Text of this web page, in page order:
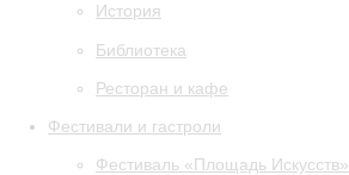
История
Библиотека
Ресторан и кафе
Фестивали и гастроли
Фестиваль «Площадь Искусств»